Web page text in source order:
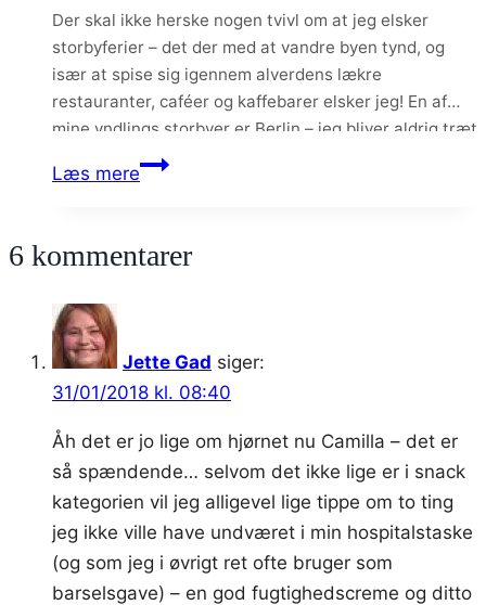
som
mor
Der skal ikke herske nogen tvivl om at jeg elsker
storbyferier – det der med at vandre byen tynd, og
især at spise sig igennem alverdens lækre
restauranter, caféer og kaffebarer elsker jeg! En af
mine yndlings storbyer er Berlin – jeg bliver aldrig træt
af den by og dens mange hyggelige områder, spøjse
butikker…
Læs mereFerieplaner
turen
6 kommentarer
Jette Gad siger:
31/01/2018 kl. 08:40
Åh det er jo lige om hjørnet nu Camilla – det er
så spændende… selvom det ikke lige er i snack
kategorien vil jeg alligevel lige tippe om to ting
jeg ikke ville have undværet i min hospitalstaske
(og som jeg i øvrigt ret ofte bruger som
barselsgave) – en god fugtighedscreme og ditto